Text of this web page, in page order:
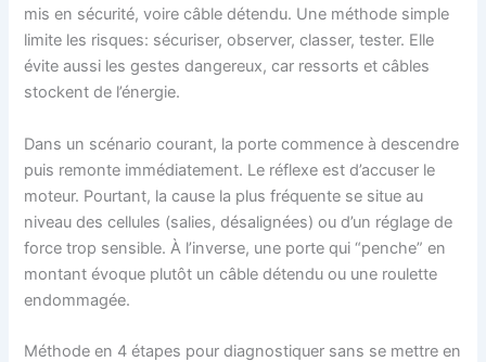
mis en sécurité, voire câble détendu. Une méthode simple
limite les risques: sécuriser, observer, classer, tester. Elle
évite aussi les gestes dangereux, car ressorts et câbles
stockent de l’énergie.
Dans un scénario courant, la porte commence à descendre
puis remonte immédiatement. Le réflexe est d’accuser le
moteur. Pourtant, la cause la plus fréquente se situe au
niveau des cellules (salies, désalignées) ou d’un réglage de
force trop sensible. À l’inverse, une porte qui “penche” en
montant évoque plutôt un câble détendu ou une roulette
endommagée.
Méthode en 4 étapes pour diagnostiquer sans se mettre en